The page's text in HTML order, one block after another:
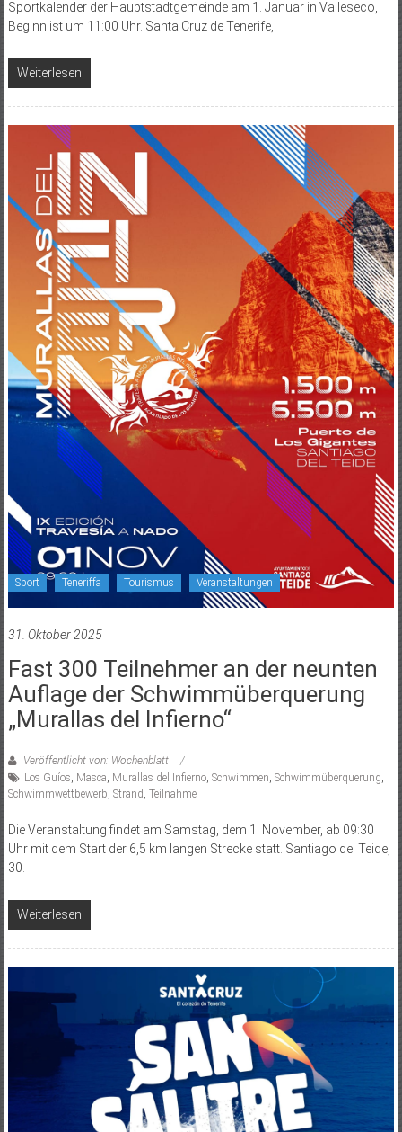
Sportkalender der Hauptstadtgemeinde am 1. Januar in Valleseco,
Beginn ist um 11:00 Uhr. Santa Cruz de Tenerife,
Weiterlesen
Sport Teneriffa Tourismus Veranstaltungen
31. Oktober 2025
Fast 300 Teilnehmer an der neunten
Auflage der Schwimmüberquerung
„Murallas del Infierno“
Veröffentlicht von: Wochenblatt
Los Guíos, Masca, Murallas del Infierno, Schwimmen, Schwimmüberquerung,
Schwimmwettbewerb, Strand , Teilnahme
Die Veranstaltung findet am Samstag, dem 1. November, ab 09:30
Uhr mit dem Start der 6,5 km langen Strecke statt. Santiago del Teide,
30.
Weiterlesen